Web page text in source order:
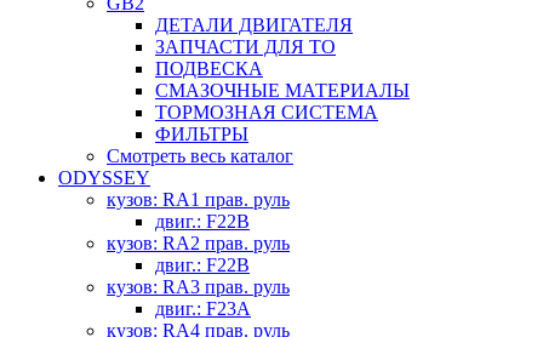
ДЕТАЛИ ДВИГАТЕЛЯ
ЗАПЧАСТИ ДЛЯ ТО
ПОДВЕСКА
СМАЗОЧНЫЕ МАТЕРИАЛЫ
ТОРМОЗНАЯ СИСТЕМА
ФИЛЬТРЫ
Смотреть весь каталог
ODYSSEY
кузов: RA1 прав. руль
двиг.: F22B
кузов: RA2 прав. руль
двиг.: F22B
кузов: RA3 прав. руль
двиг.: F23A
кузов: RA4 прав. руль